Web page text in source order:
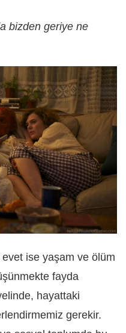
bizden geriye ne
ise yaşam ve ölüm
fayda
hayattaki
gerekir.